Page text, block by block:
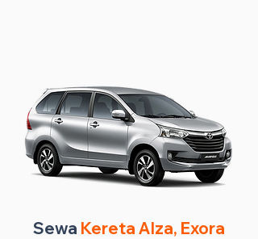
Sewa Kereta Alza, Exora